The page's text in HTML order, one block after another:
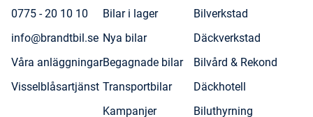
0775 - 20 10 10
info@brandtbil.se
Våra anläggningar
Visselblåsartjänst
Bilar i lager
Nya bilar
Begagnade bilar
Transportbilar
Kampanjer
Bilverkstad
Däckverkstad
Bilvård & Rekond
Däckhotell
Biluthyrning